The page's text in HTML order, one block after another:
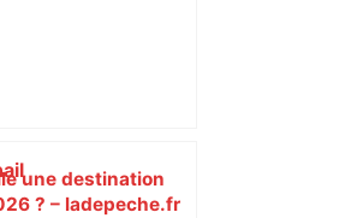
une destination
? – ladepeche.fr